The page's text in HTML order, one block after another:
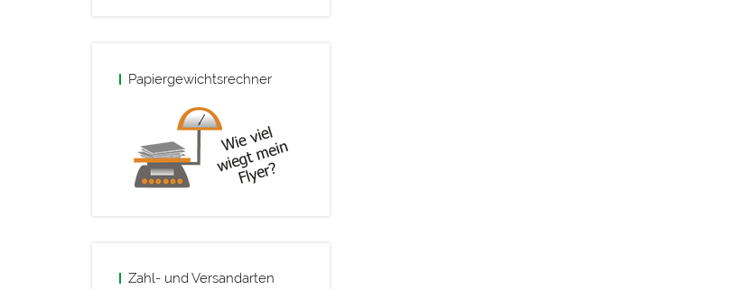
Papiergewichtsrechner
Zahl- und Versandarten